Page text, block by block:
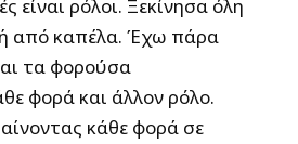
είναι ρόλοι. Ξεκίνησα όλη
από καπέλα. Έχω πάρα
τα φορούσα
φορά και άλλον ρόλο.
κάθε φορά σε